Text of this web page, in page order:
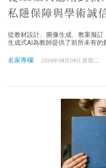
私隱保障與學術誠
從教材設計、圖像生成、教案擬訂
生成式AI為教師提供了前所未有的
名家專欄 2026年08月04日 星期二